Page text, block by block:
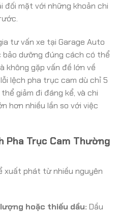
đối mặt với những khoản chi
tư vấn xe tại Garage Auto
bảo dưỡng đúng cách có thể
không gặp vấn đề lớn về
lệch pha trục cam dù chỉ 5
giảm đi đáng kể, và chi
hơn nhiều lần so với việc
Pha Trục Cam Thường
xuất phát từ nhiều nguyên
hoặc thiếu dầu: Dầu